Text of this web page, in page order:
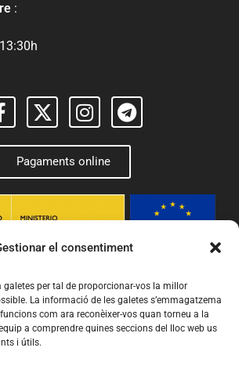
el consentiment
per tal de proporcionar-vos la millor
La informació de les galetes s’emmagatzema
com ara reconèixer-vos quan torneu a la
a comprendre quines seccions del lloc web us
i útils.
:
Pagaments online